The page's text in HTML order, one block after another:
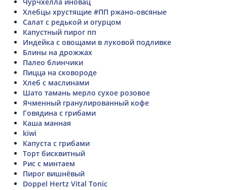
Хлебцы хрустящие #ПП ржано-овсяные
Салат с редькой и огурцом
Капустный пирог пп
Индейка с овощами в луковой подливке
Блины на дрожжах
Палео блинчики
Пицца на сковороде
Хлеб с маслинами
Шато тамань мерло сухое розовое
Ячменный гранулированный кофе
Говядина с грибами
Каша манная
kiwi
Капуста с грибами
Торт бисквитный
Рис с минтаем
Пирог вишнёвый
Doppel Hertz Vital Tonic